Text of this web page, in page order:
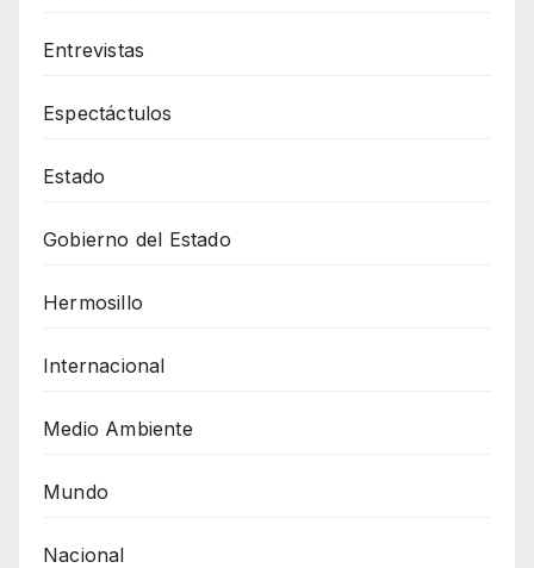
Entrevistas
Espectáctulos
Estado
Gobierno del Estado
Hermosillo
Internacional
Medio Ambiente
Mundo
Nacional